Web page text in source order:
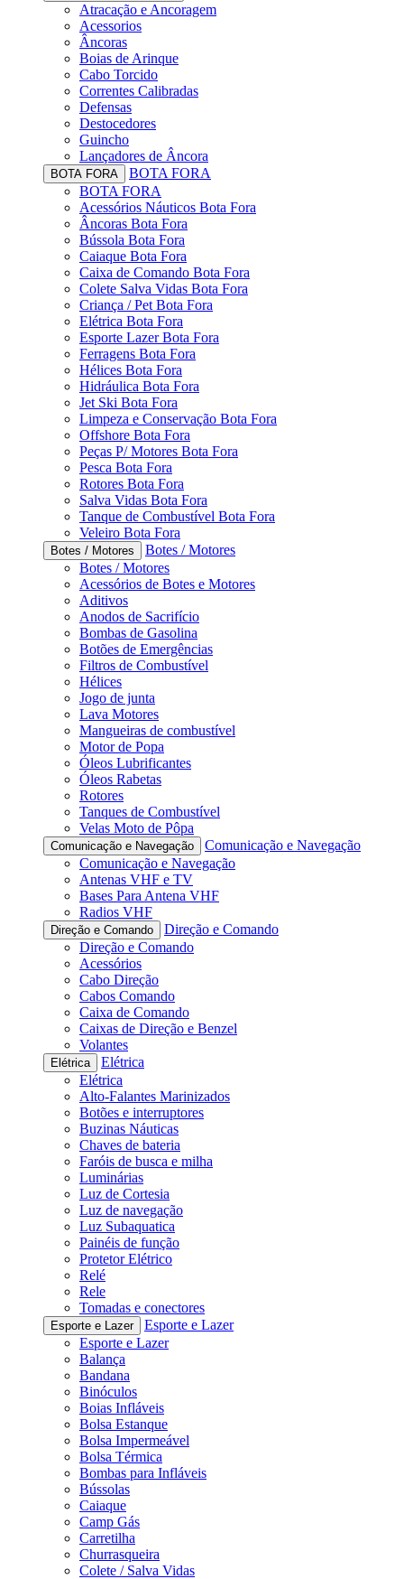
Atracação e Ancoragem
Acessorios
Âncoras
Boias de Arinque
Cabo Torcido
Correntes Calibradas
Defensas
Destocedores
Guincho
Lançadores de Âncora
BOTA FORA
BOTA FORA
BOTA FORA
Acessórios Náuticos Bota Fora
Âncoras Bota Fora
Bússola Bota Fora
Caiaque Bota Fora
Caixa de Comando Bota Fora
Colete Salva Vidas Bota Fora
Criança / Pet Bota Fora
Elétrica Bota Fora
Esporte Lazer Bota Fora
Ferragens Bota Fora
Hélices Bota Fora
Hidráulica Bota Fora
Jet Ski Bota Fora
Limpeza e Conservação Bota Fora
Offshore Bota Fora
Peças P/ Motores Bota Fora
Pesca Bota Fora
Rotores Bota Fora
Salva Vidas Bota Fora
Tanque de Combustível Bota Fora
Veleiro Bota Fora
Botes / Motores
Botes / Motores
Botes / Motores
Acessórios de Botes e Motores
Aditivos
Anodos de Sacrifício
Bombas de Gasolina
Botões de Emergências
Filtros de Combustível
Hélices
Jogo de junta
Lava Motores
Mangueiras de combustível
Motor de Popa
Óleos Lubrificantes
Óleos Rabetas
Rotores
Tanques de Combustível
Velas Moto de Pôpa
Comunicação e Navegação
Comunicação e Navegação
Comunicação e Navegação
Antenas VHF e TV
Bases Para Antena VHF
Radios VHF
Direção e Comando
Direção e Comando
Direção e Comando
Acessórios
Cabo Direção
Cabos Comando
Caixa de Comando
Caixas de Direção e Benzel
Volantes
Elétrica
Elétrica
Elétrica
Alto-Falantes Marinizados
Botões e interruptores
Buzinas Náuticas
Chaves de bateria
Faróis de busca e milha
Luminárias
Luz de Cortesia
Luz de navegação
Luz Subaquatica
Painéis de função
Protetor Elétrico
Relé
Rele
Tomadas e conectores
Esporte e Lazer
Esporte e Lazer
Esporte e Lazer
Balança
Bandana
Binóculos
Boias Infláveis
Bolsa Estanque
Bolsa Impermeável
Bolsa Térmica
Bombas para Infláveis
Bússolas
Caiaque
Camp Gás
Carretilha
Churrasqueira
Colete / Salva Vidas